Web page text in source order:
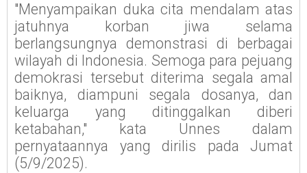
"Menyampaikan duka cita mendalam atas
jatuhnya korban jiwa selama
berlangsungnya demonstrasi di berbagai
wilayah di Indonesia. Semoga para pejuang
demokrasi tersebut diterima segala amal
baiknya, diampuni segala dosanya, dan
keluarga yang ditinggalkan diberi
ketabahan," kata Unnes dalam
pernyataannya yang dirilis pada Jumat
(5/9/2025).